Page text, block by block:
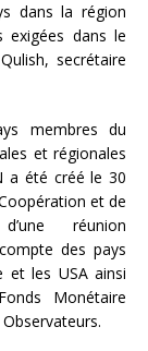
dans la région
exigées dans le
secrétaire
membres du
et régionales
a été créé le 30
et de
réunion
des pays
et les USA ainsi
Monétaire